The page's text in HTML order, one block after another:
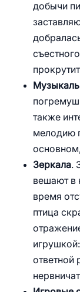
добычи
также
мелодию
Зеркала.
вешают в
время
птица
ответной